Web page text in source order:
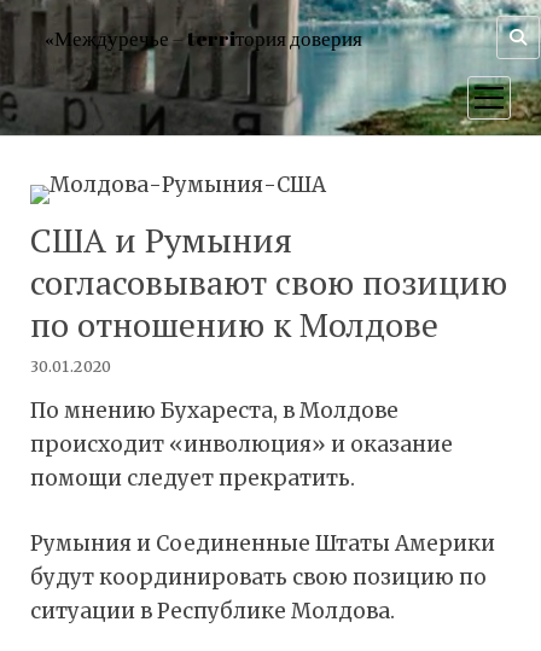
«Междуречье – terriтория доверия
меню
США и Румыния
согласовывают свою позицию
по отношению к Молдове
30.01.2020
По мнению Бухареста, в Молдове
происходит «инволюция» и оказание
помощи следует прекратить.
Румыния и Соединенные Штаты Америки
будут координировать свою позицию по
ситуации в Республике Молдова.